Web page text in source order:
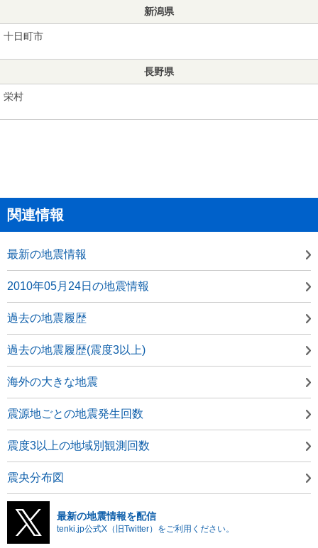
新潟県
十日町市
長野県
栄村
関連情報
最新の地震情報
2010年05月24日の地震情報
過去の地震履歴
過去の地震履歴(震度3以上)
海外の大きな地震
震源地ごとの地震発生回数
震度3以上の地域別観測回数
震央分布図
最新の地震情報を配信
tenki.jp公式X（旧Twitter）をご利用ください。